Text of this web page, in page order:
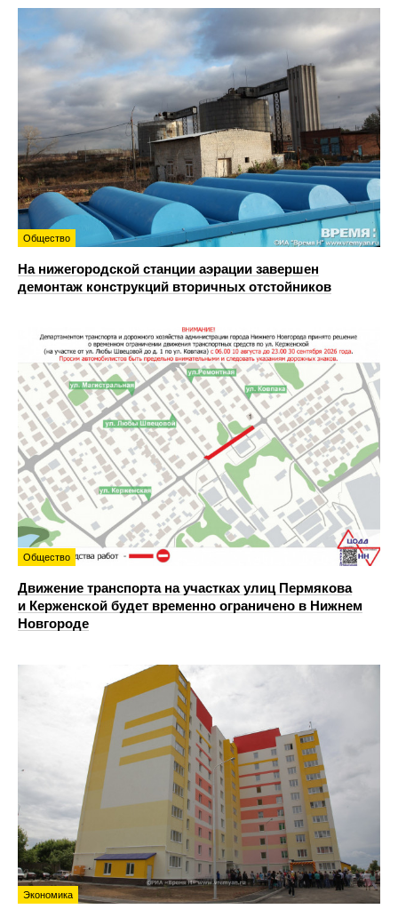
Общество
На нижегородской станции аэрации завершен
демонтаж конструкций вторичных отстойников
Общество
Движение транспорта на участках улиц Пермякова
и Керженской будет временно ограничено в Нижнем
Новгороде
Экономика